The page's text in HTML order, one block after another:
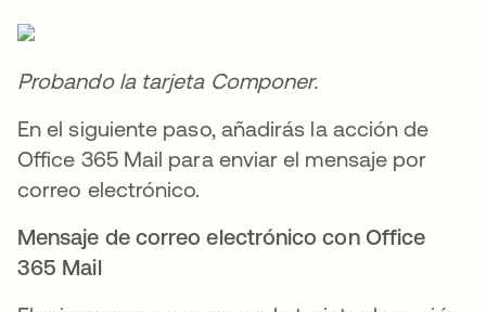
Probando la tarjeta Componer.
En el siguiente paso, añadirás la acción de
Office 365 Mail para enviar el mensaje por
correo electrónico.
Mensaje de correo electrónico con Office
365 Mail